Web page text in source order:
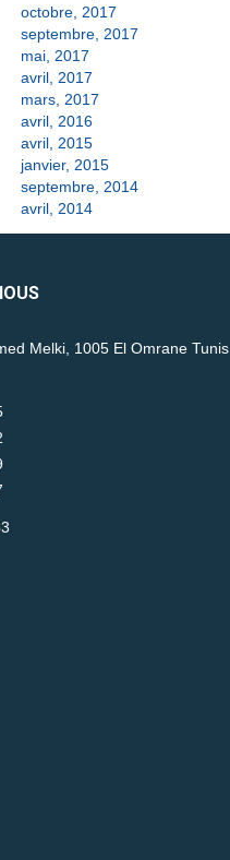
octobre, 2017
septembre, 2017
mai, 2017
avril, 2017
mars, 2017
avril, 2016
avril, 2015
janvier, 2015
septembre, 2014
avril, 2014
Melki, 1005 El Omrane Tunis